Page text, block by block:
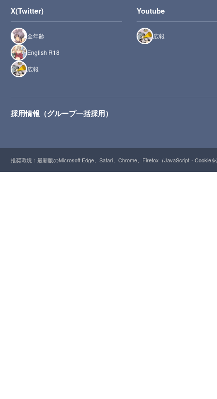
X(Twitter)
全年齢
English R18
広報
Youtube
広報
採用情報（グループ一括採用）
推奨環境：最新版のMicrosoft Edge、Safari、Chrome、Firefox（JavaScript・Cookie